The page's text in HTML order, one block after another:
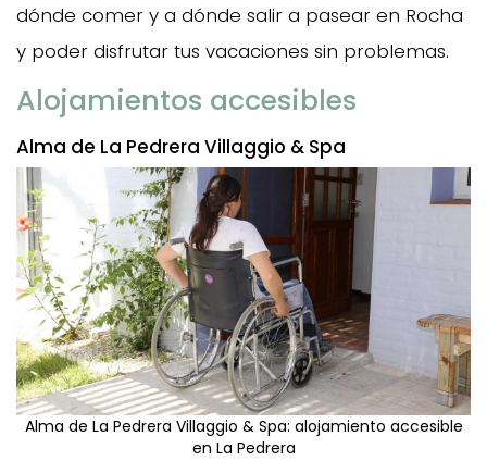
dónde comer y a dónde salir a pasear en Rocha
y poder disfrutar tus vacaciones sin problemas.
Alojamientos accesibles
Alma de La Pedrera Villaggio & Spa
Alma de La Pedrera Villaggio & Spa: alojamiento accesible
en La Pedrera